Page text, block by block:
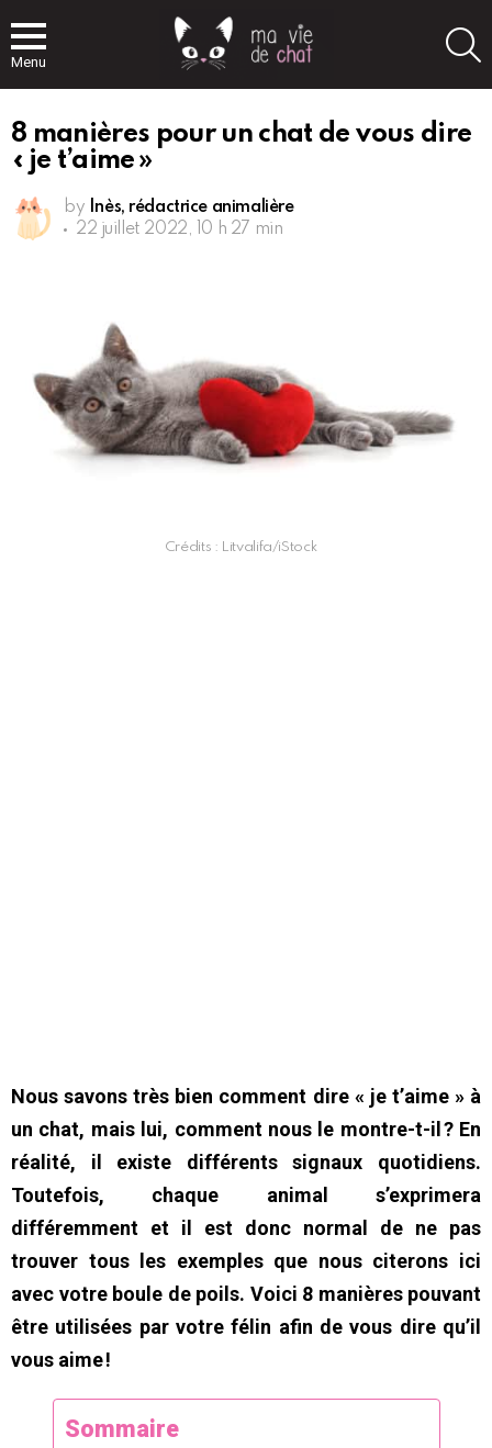
Menu
8 manières pour un chat de vous dire
« je t’aime »
by Inès, rédactrice animalière
22 juillet 2022, 10 h 27 min
Crédits : Litvalifa/iStock
Nous savons très bien comment dire « je t’aime » à
un chat, mais lui, comment nous le montre-t-il ? En
réalité, il existe différents signaux quotidiens.
Toutefois, chaque animal s’exprimera
différemment et il est donc normal de ne pas
trouver tous les exemples que nous citerons ici
avec votre boule de poils. Voici 8 manières pouvant
être utilisées par votre félin afin de vous dire qu’il
vous aime !
Sommaire